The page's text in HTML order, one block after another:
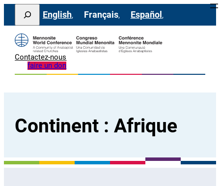
Aller
contenu
Search
English Français Español
Contactez-nous
faire un don
Continent :Afrique